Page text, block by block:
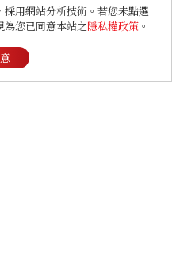
ENTERTAINMENT
《早春晴朗》線上看6大看
點！井柏然為戲自備高訂，
孫千苦等地下戀轉正，雨夜
用網站分析技術。若您未點選
為您已同意本站之隱私權政策 。